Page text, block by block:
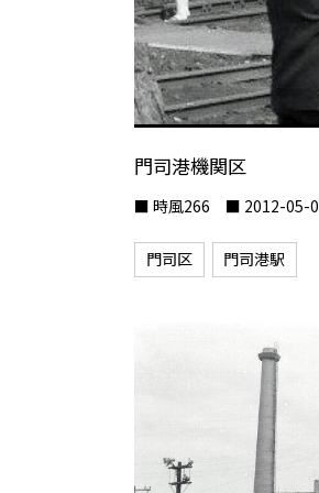
門司港機関区
■ 時風266 ■ 2012-05-
門司区 門司港駅